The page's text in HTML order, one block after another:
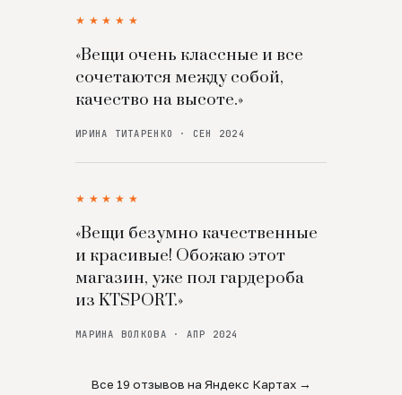
★★★★★
«Вещи очень классные и все
сочетаются между собой,
качество на высоте.»
ИРИНА ТИТАРЕНКО · СЕН 2024
★★★★★
«Вещи безумно качественные
и красивые! Обожаю этот
магазин, уже пол гардероба
из KTSPORT.»
МАРИНА ВОЛКОВА · АПР 2024
Все 19 отзывов на Яндекс Картах →